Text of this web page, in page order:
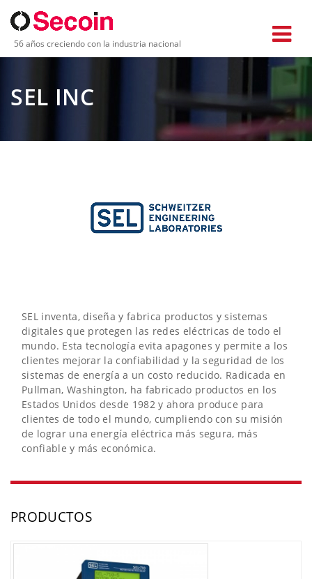
56 años creciendo con la industria nacional
SEL INC
SEL inventa, diseña y fabrica productos y sistemas
digitales que protegen las redes eléctricas de todo el
mundo. Esta tecnología evita apagones y permite a los
clientes mejorar la confiabilidad y la seguridad de los
sistemas de energía a un costo reducido. Radicada en
Pullman, Washington, ha fabricado productos en los
Estados Unidos desde 1982 y ahora produce para
clientes de todo el mundo, cumpliendo con su misión
de lograr una energía eléctrica más segura, más
confiable y más económica.
PRODUCTOS